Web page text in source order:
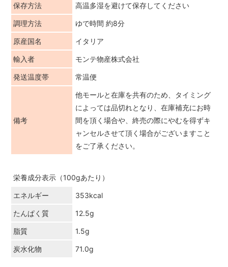
保存方法 高温多湿を避けて保存してください
調理方法 ゆで時間 約8分
原産国名 イタリア
輸入者 モンテ物産株式会社
発送温度帯 常温便
備考
他モールと在庫を共有のため、タイミング
によっては品切れとなり、在庫補充にお時
間を頂く場合や、終売の際にやむを得ずキ
ャンセルさせて頂く場合がございますこと
をご了承ください。
栄養成分表示（100gあたり）
エネルギー 353kcal
たんぱく質 12.5g
脂質 1.5g
炭水化物 71.0g